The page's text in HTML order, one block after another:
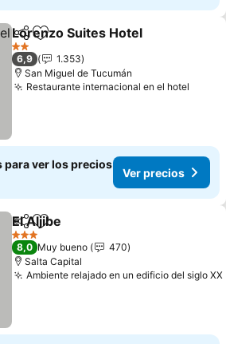
CompartirAñadir a favoritos
Lorenzo Suites Hotel
2 Estrellas
6,9
1.353
San Miguel de Tucumán
Restaurante internacional en el hotel
para ver los precios
Ver precios
CompartirAñadir a favoritos
El Aljibe
3 Estrellas
8,0 Muy bueno
470
Salta Capital
Ambiente relajado en un edificio del siglo XX